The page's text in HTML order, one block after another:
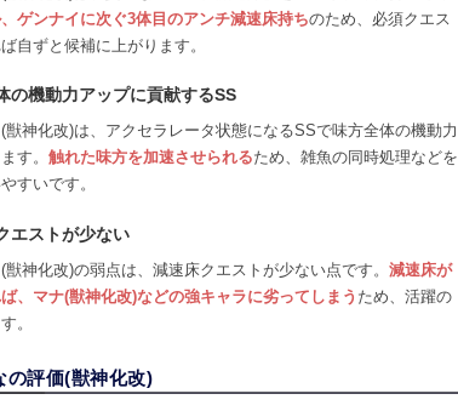
ゲンナイに次ぐ3体目のアンチ減速床持ちのため、必須クエス
自ずと候補に上がります。
の機動力アップに貢献するSS
獣神化改)は、アクセラレータ状態になるSSで味方全体の機動力
す。 触れた味方を加速させられるため、雑魚の同時処理などを
すいです。
エストが少ない
獣神化改)の弱点は、減速床クエストが少ない点です。 減速床が
、マナ(獣神化改)などの強キャラに劣ってしまう ため、活躍の
。
の評価(獣神化改)